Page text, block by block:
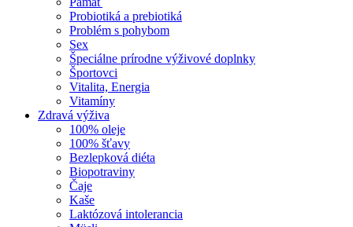
Probiotiká a prebiotiká
Problém s pohybom
Sex
Špeciálne prírodne výživové doplnky
Športovci
Vitalita, Energia
Vitamíny
Zdravá výživa
100% oleje
100% šťavy
Bezlepková diéta
Biopotraviny
Čaje
Kaše
Laktózová intolerancia